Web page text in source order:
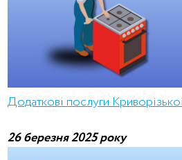
Додаткові послуги
26 березня 2025 року